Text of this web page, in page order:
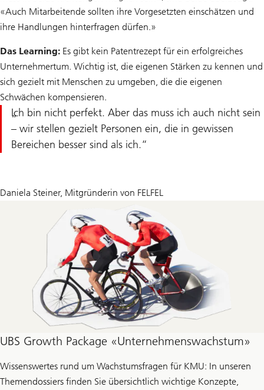
«Auch Mitarbeitende sollten ihre Vorgesetzten einschätzen und
ihre Handlungen hinterfragen dürfen.»
Das Learning: Es gibt kein Patentrezept für ein erfolgreiches
Unternehmertum. Wichtig ist, die eigenen Stärken zu kennen und
sich gezielt mit Menschen zu umgeben, die die eigenen
Schwächen kompensieren.
Ich bin nicht perfekt. Aber das muss ich auch nicht sein
– wir stellen gezielt Personen ein, die in gewissen
Bereichen besser sind als ich.
Daniela Steiner, Mitgründerin von FELFEL
UBS Growth Package «Unternehmenswachstum»
Wissenswertes rund um Wachstumsfragen für KMU: In unseren
Themendossiers finden Sie übersichtlich wichtige Konzepte,